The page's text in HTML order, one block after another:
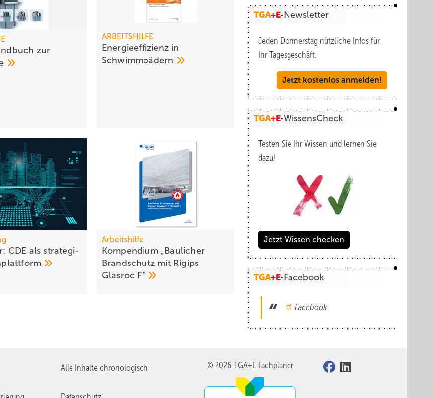
zur
ARBEITSHILFE
Energieeffizienz in
Schwimmbädern
CDE als stra­te­gi­
Arbeitshilfe
Kompendium „Baulicher
Brand­schutz mit Rigips
Glasroc F“
Newsletter
Jeden Donnerstag nützliche Infos für
Ihr Tagesgeschäft.
Jetzt kostenlos anmelden!
WissensCheck
Testen Sie Ihr Wissen und lernen Sie
dazu!
Jetzt Wissen checken
Facebook
Facebook
Alle Inhalte chronologisch © 2026 TGA+E Fachplaner